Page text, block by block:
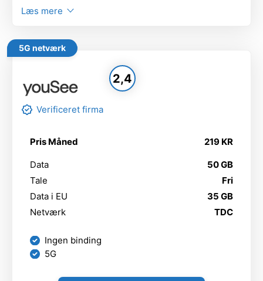
Læs mere
5G netværk
2,4
Verificeret firma
Pris Måned 219 KR
Data
50 GB
Tale
Fri
Data i EU
35 GB
Netværk
TDC
Ingen binding
5G